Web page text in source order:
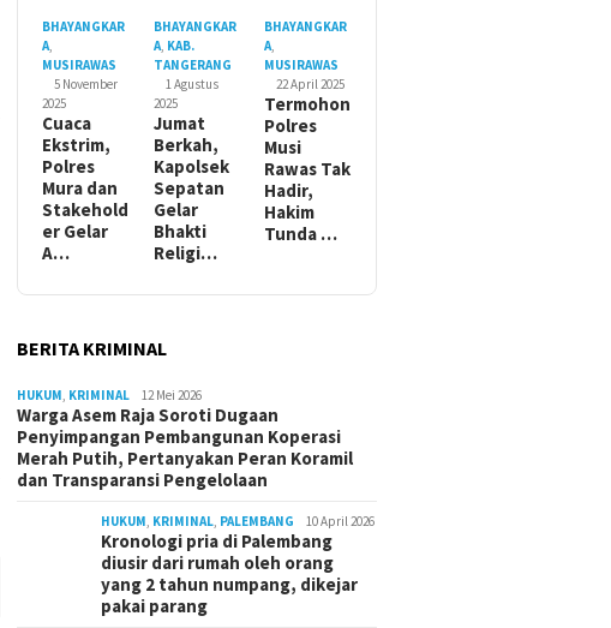
BHAYANGKAR
A,
MUSIRAWAS
5 November
2025
Cuaca
Ekstrim,
Polres
Mura dan
Stakehold
er Gelar
A…
BHAYANGKAR
A, KAB.
TANGERANG
1 Agustus
2025
Jumat
Berkah,
Kapolsek
Sepatan
Gelar
Bhakti
Religi…
BHAYANGKAR
A,
MUSIRAWAS
22 April 2025
Termohon
Polres
Musi
Rawas Tak
Hadir,
Hakim
Tunda …
BERITA KRIMINAL
HUKUM, KRIMINAL 12 Mei 2026
Warga Asem Raja Soroti Dugaan
Penyimpangan Pembangunan Koperasi
Merah Putih, Pertanyakan Peran Koramil
dan Transparansi Pengelolaan
HUKUM, KRIMINAL, PALEMBANG 10 April 2026
Kronologi pria di Palembang
diusir dari rumah oleh orang
yang 2 tahun numpang, dikejar
pakai parang